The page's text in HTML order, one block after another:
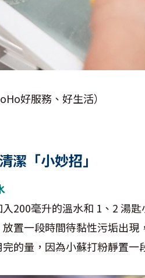
好服務、好生活）
潔「小妙招」
200毫升的溫水和 1、2 湯
置一段時間待黏性污垢出
的量，因為小蘇打粉靜置一